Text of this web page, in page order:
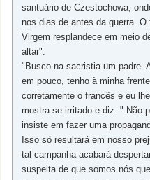
santuário de Czestochowa,
nos dias de antes da guerra.
Virgem resplandece em meio
altar".
"Busco na sacristia um padre.
em pouco, tenho à minha
corretamente o francês e eu
mostra-se irritado e diz: " Não
insiste em fazer uma
Isso só resultará em nosso
tal campanha acabará
suspeita de que somos nós